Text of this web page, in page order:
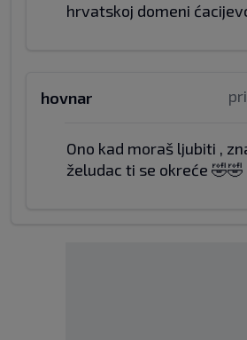
hrvatskoj domeni
hovnar
Ono kad moraš ljubiti ,
želudac ti se okreće 🤣🤣